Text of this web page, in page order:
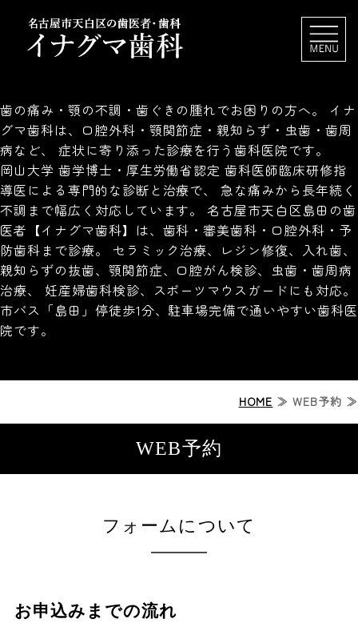
歯の痛み・顎の不調・歯ぐきの腫れでお困りの方へ。 イナ
グマ歯科は、口腔外科・顎関節症・親知らず・虫歯・歯周
病など、 症状に寄り添った診療を行う歯科医院です。
岡山大学 歯学博士・厚生労働省認定 歯科医師臨床研修指
導医による専門的な診断と治療で、 急な痛みから長年続く
不調まで幅広く対応しています。 名古屋市天白区島田の歯
医者【イナグマ歯科】は、歯科・審美歯科・口腔外科・予
防歯科まで診療。 セラミック治療、レジン修復、入れ歯、
親知らずの抜歯、顎関節症、口腔がん検診、虫歯・歯周病
治療、 妊産婦歯科検診、スポーツマウスガードにも対応。
市バス「島田」停徒歩1分、駐車場完備で通いやすい歯科医
院です。
ジルコニアセラミック治療
症例紹介
HOME ≫ WEB予約 ≫
WEB予約
フォームについて
お申込みまでの流れ